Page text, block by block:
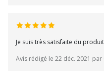
Je suis très satisfaite du
Avis rédigé le 22 déc. 2021 par